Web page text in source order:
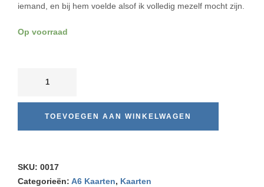
iemand, en bij hem voelde alsof ik volledig mezelf mocht zijn.
Op voorraad
TOEVOEGEN AAN WINKELWAGEN
SKU: 0017
Categorieën: A6 Kaarten, Kaarten